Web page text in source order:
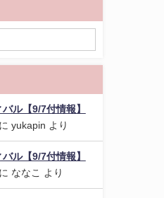
ル【9/7付情報】
に yukapin より
ル【9/7付情報】
に ななこ より